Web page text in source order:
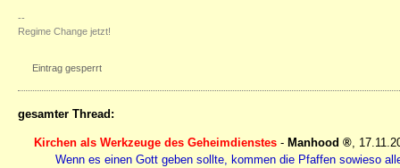
--
Regime Change jetzt!
Eintrag gesperrt
gesamter Thread:
Kirchen als Werkzeuge des Geheimdienstes - Manhood ,
Wenn es einen Gott geben sollte, kommen die Pfaffen sowieso